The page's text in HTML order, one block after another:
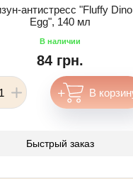
антистресс "Fluffy Dino
Egg", 140 мл
84 грн.
Быстрый заказ